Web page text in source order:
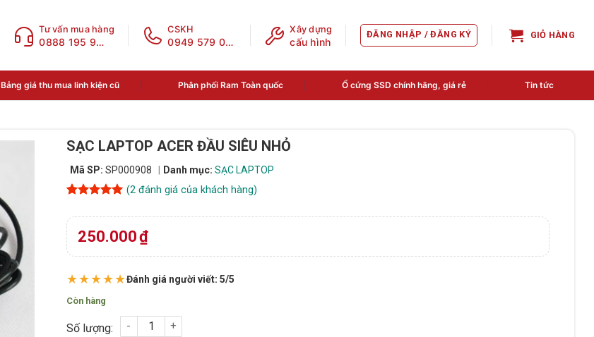
Tư vấn mua hàng
0888 195 969
CSKH
0949 579 078
Xây dựng
cấu hình
ĐĂNG NHẬP / ĐĂNG KÝ GIỎ HÀNG
Bảng giá thu mua linh kiện cũ Phân phối Ram Toàn quốc Ổ cứng SSD chính hãng, giá rẻ Tin tức
SẠC LAPTOP ACER ĐẦU SIÊU NHỎ
Mã SP: SP000908 Danh mục: SẠC LAPTOP
dựa trên
đánh giá
(2 đánh giá của khách hàng)
250.000₫
★★★★★Đánh giá người viết: 5/5
Còn hàng
SẠC LAPTOP ACER ĐẦU SIÊU NHỎ số lượng